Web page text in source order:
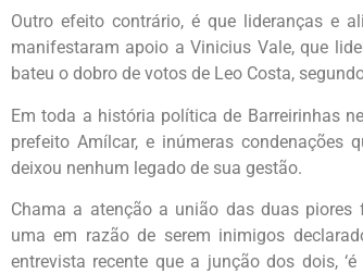
Outro efeito contrário, é que lideranças e
manifestaram apoio a Vinicius Vale, que
bateu o dobro de votos de Leo Costa,
Em toda a história política de Barreirinhas
prefeito Amílcar, e inúmeras condenações
deixou nenhum legado de sua gestão.
Chama a atenção a união das duas
uma em razão de serem inimigos
entrevista recente que a junção dos dois,